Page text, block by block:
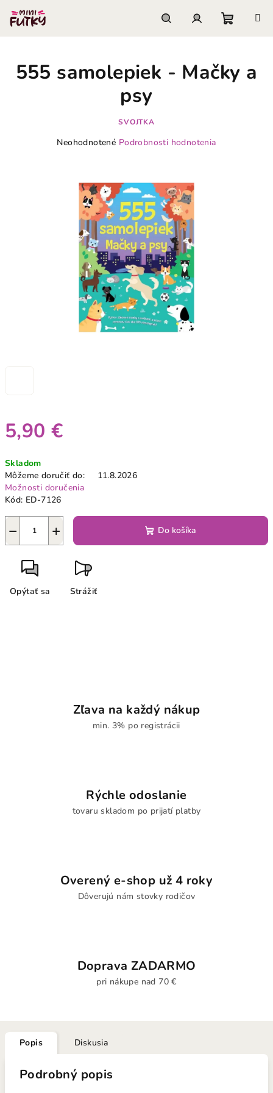
obsah
košík
5,90 €
cena:
Skladom
Môžeme doručiť do:
11.8.2026
Možnosti doručenia
Kód: ED-7126
+
− Do košíka
Opýtať sa Strážiť
555 samolepiek - Mačky a
psy
SVOJTKA
Priemerné
hviezdičiek.
Neohodnotené Podrobnosti hodnotenia
Zľava na každý nákup
min. 3% po registrácii
Rýchle odoslanie
tovaru skladom po prijatí platby
Overený e-shop už 4 roky
Dôverujú nám stovky rodičov
Doprava ZADARMO
pri nákupe nad 70 €
Popis Diskusia
Podrobný popis